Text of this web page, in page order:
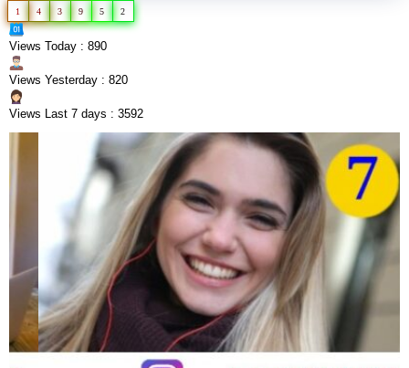
1 4 3 9 5 2
Views Today : 890
Views Yesterday : 820
Views Last 7 days : 3592